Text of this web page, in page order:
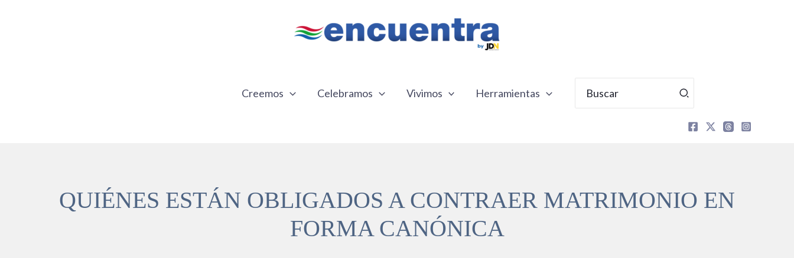
Creemos Celebramos Vivimos Herramientas
por:
QUIÉNES ESTÁN OBLIGADOS A CONTRAER MATRIMONIO EN
FORMA CANÓNICA